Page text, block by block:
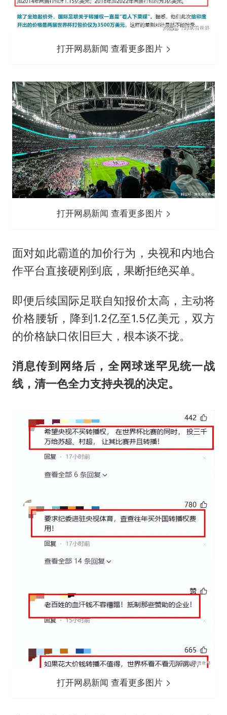
打开网易新闻 查看更多图片
打开网易新闻 查看更多图片
面对如此霸道的加价行为，央视和内地合
作平台直接硬刚到底，果断拒绝买单。
即便后续国际足联自知报价太高，主动将
价格腰斩，降到1.2亿至1.5亿美元，双方
的价格缺口依旧巨大，根本谈不拢。
消息传到网络后，全网球迷罕见统一战
线，清一色全力支持央视的决定。
打开网易新闻 查看更多图片